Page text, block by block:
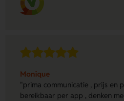
Monique
"prima communicatie , prijs en
bereikbaar per app , denken